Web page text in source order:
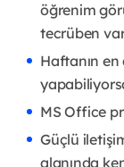
öğrenim
tecrüben
Haftanın
MS Office
Güçlü
alanında